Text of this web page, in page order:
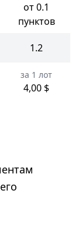
от 0.1
пунктов
1.2
за 1 лот
4,00 $